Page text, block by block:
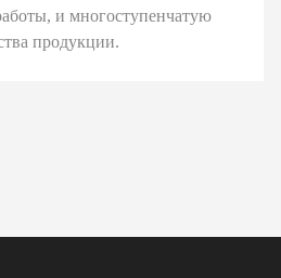
и многоступенчатую
продукции.